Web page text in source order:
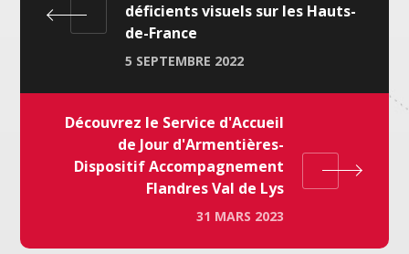
déficients visuels sur les Hauts-
de-France
5 SEPTEMBRE 2022
Découvrez le Service d'Accueil
de Jour d'Armentières-
Dispositif Accompagnement
Flandres Val de Lys
31 MARS 2023